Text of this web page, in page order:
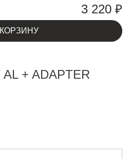
3 220 ₽
+ ADAPTER